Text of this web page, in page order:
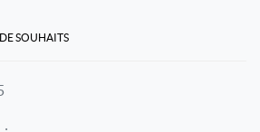
SOUHAITS